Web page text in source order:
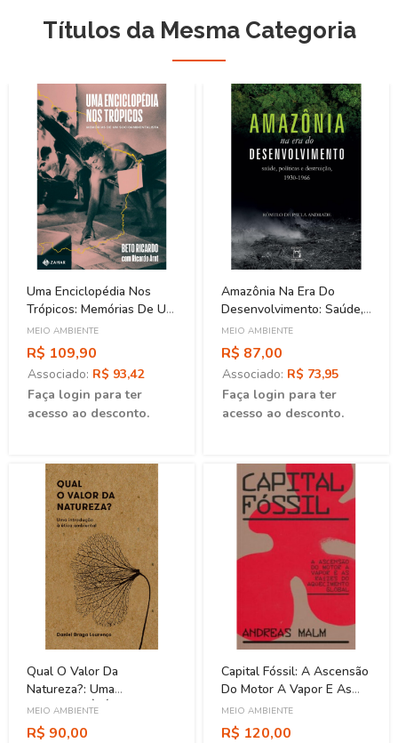
Títulos da Mesma Categoria
Uma Enciclopédia Nos
Trópicos: Memórias De Um
Socioambientalista
MEIO AMBIENTE
R$ 109,90
Associado: R$ 93,42
Faça login para ter
acesso ao desconto.
Qual O Valor Da
Natureza?: Uma
Introdução À Ética
Ambiental
MEIO AMBIENTE
R$ 90,00
Amazônia Na Era Do
Desenvolvimento: Saúde,
Políticas E Destruição
(1930-1966)
MEIO AMBIENTE
R$ 87,00
Associado: R$ 73,95
Faça login para ter
acesso ao desconto.
Capital Fóssil: A Ascensão
Do Motor A Vapor E As
Raízes Do Aquecimento
Global
MEIO AMBIENTE
R$ 120,00